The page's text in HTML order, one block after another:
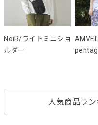
NoiR/ライトミニショ
ルダー
人気商品ラ